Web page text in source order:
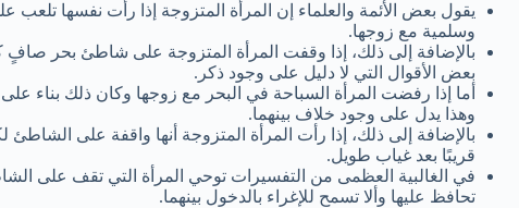
يقول بعض الأئمة والعلماء إن المرأة المتزوجة إذا رأت نفسها
وسلمية مع زوجها.
بالإضافة إلى ذلك، إذا وقفت المرأة المتزوجة على شاطئ بحر صافٍ
بعض الأقوال التي لا دليل على وجود ذكر.
أما إذا رفضت المرأة السباحة في البحر مع زوجها وكان ذلك بناء
وهذا يدل على وجود خلاف بينهما.
بالإضافة إلى ذلك، إذا رأت المرأة المتزوجة أنها واقفة على
قريبًا بعد غياب طويل.
في الغالبية العظمى من التفسيرات توحي المرأة التي تقف على
تحافظ عليها وألا تسمح للإغراء بالدخول بينهما.